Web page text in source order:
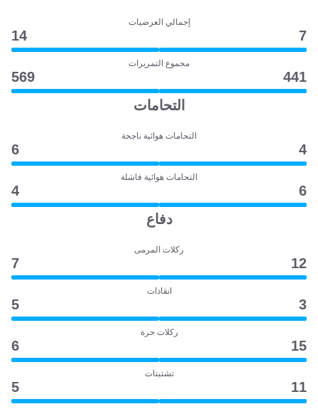
إجمالي العرضيات
7
14
مجموع التمريرات
441
569
التحامات
التحامات هوائية ناجحة
4
6
التحامات هوائية فاشلة
6
4
دفاع
ركلات المرمى
12
7
انقاذات
3
5
ركلات حرة
15
6
تشتيتات
11
5